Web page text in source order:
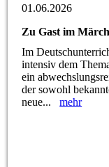
01.06.2026
Zu Gast im
Im
intensiv dem
ein
der sowohl
neue...mehr